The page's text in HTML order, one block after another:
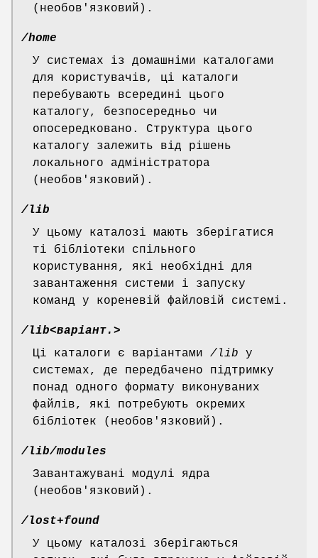
(необов'язковий).
/home
У системах із домашніми каталогами
для користувачів, ці каталоги
перебувають всередині цього
каталогу, безпосередньо чи
опосередковано. Структура цього
каталогу залежить від рішень
локального адміністратора
(необов'язковий).
/lib
У цьому каталозі мають зберігатися
ті бібліотеки спільного
користування, які необхідні для
завантаження системи і запуску
команд у кореневій файловій системі.
/lib<варіант.>
Ці каталоги є варіантами /lib у
системах, де передбачено підтримку
понад одного формату виконуваних
файлів, які потребують окремих
бібліотек (необов'язковий).
/lib/modules
Завантажувані модулі ядра
(необов'язковий).
/lost+found
У цьому каталозі зберігаються